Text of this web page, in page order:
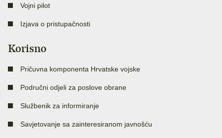
Vojni pilot
Izjava o pristupačnosti
Korisno
Pričuvna komponenta Hrvatske vojske
Područni odjeli za poslove obrane
Službenik za informiranje
Savjetovanje sa zainteresiranom javnošću